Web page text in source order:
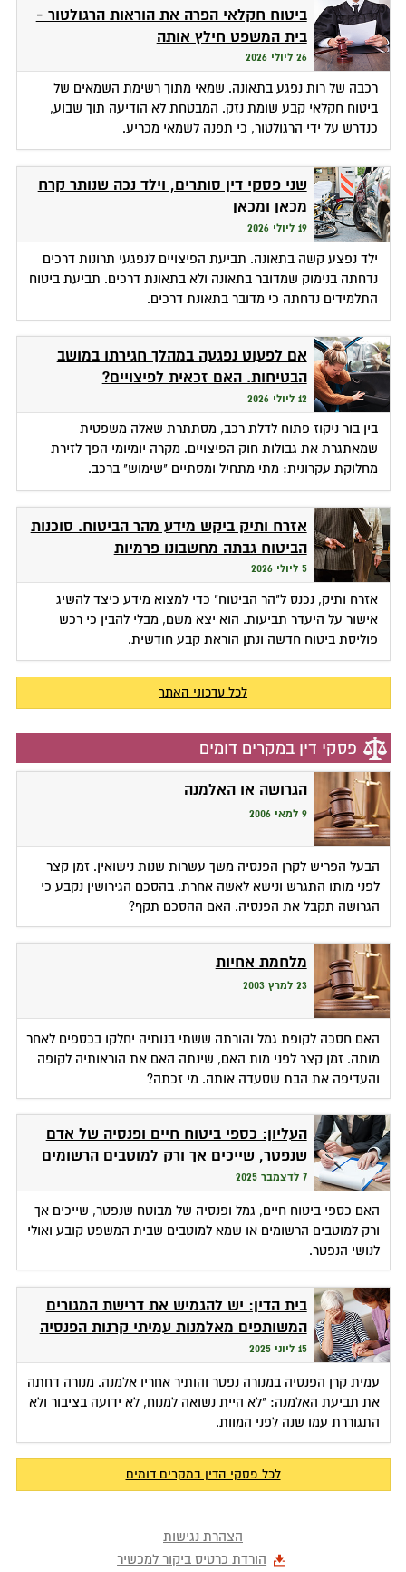
ביטוח חקלאי הפרה את הוראות הרגולטור -
בית המשפט חילץ אותה
26 ליולי 2026
רכבה של רות נפגע בתאונה. שמאי מתוך רשימת השמאים של
ביטוח חקלאי קבע שומת נזק. המבטחת לא הודיעה תוך שבוע,
כנדרש על ידי הרגולטור, כי תפנה לשמאי מכריע.
שני פסקי דין סותרים, וילד נכה שנותר קרח
מכאן ומכאן
19 ליולי 2026
ילד נפצע קשה בתאונה. תביעת הפיצויים לנפגעי תרונות דרכים
נדחתה בנימוק שמדובר בתאונה ולא בתאונת דרכים. תביעת ביטוח
התלמידים נדחתה כי מדובר בתאונת דרכים.
אם לפעוט נפגעה במהלך חגירתו במושב
הבטיחות. האם זכאית לפיצויים?
12 ליולי 2026
בין בור ניקוז פתוח לדלת רכב, מסתתרת שאלה משפטית
שמאתגרת את גבולות חוק הפיצויים. מקרה יומיומי הפך לזירת
מחלוקת עקרונית: מתי מתחיל ומסתיים "שימוש" ברכב.
אזרח ותיק ביקש מידע מהר הביטוח. סוכנות
הביטוח גבתה מחשבונו פרמיות
5 ליולי 2026
אזרח ותיק, נכנס ל"הר הביטוח" כדי למצוא מידע כיצד להשיג
אישור על היעדר תביעות. הוא יצא משם, מבלי להבין כי רכש
פוליסת ביטוח חדשה ונתן הוראת קבע חודשית.
לכל עדכוני האתר
פסקי דין במקרים דומים
הגרושה או האלמנה
9 למאי 2006
הבעל הפריש לקרן הפנסיה משך עשרות שנות נישואין. זמן קצר
לפני מותו התגרש ונישא לאשה אחרת. בהסכם הגירושין נקבע כי
הגרושה תקבל את הפנסיה. האם ההסכם תקף?
מלחמת אחיות
23 למרץ 2003
האם חסכה לקופת גמל והורתה ששתי בנותיה יחלקו בכספים לאחר
מותה. זמן קצר לפני מות האם, שינתה האם את הוראותיה לקופה
והעדיפה את הבת שסעדה אותה. מי זכתה?
העליון: כספי ביטוח חיים ופנסיה של אדם
שנפטר, שייכים אך ורק למוטבים הרשומים
7 לדצמבר 2025
האם כספי ביטוח חיים, גמל ופנסיה של מבוטח שנפטר, שייכים אך
ורק למוטבים הרשומים או שמא למוטבים שבית המשפט קובע ואולי
לנושי הנפטר.
בית הדין: יש להגמיש את דרישת המגורים
המשותפים מאלמנות עמיתי קרנות הפנסיה
15 ליוני 2025
עמית קרן הפנסיה במנורה נפטר והותיר אחריו אלמנה. מנורה דחתה
את תביעת האלמנה: "לא היית נשואה למנוח, לא ידועה בציבור ולא
התגוררת עמו שנה לפני המוות.
לכל פסקי הדין במקרים דומים
הצהרת נגישות
הורדת כרטיס ביקור למכשיר